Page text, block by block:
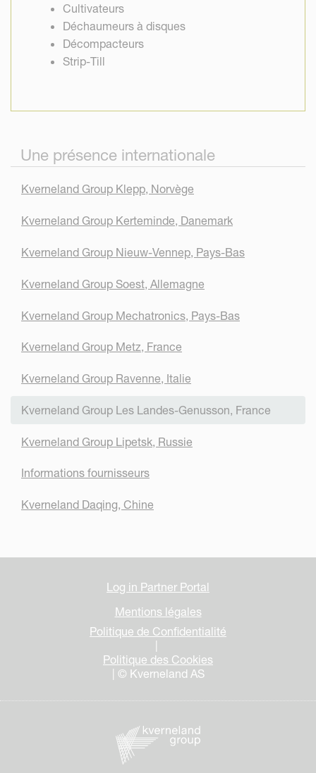
Cultivateurs
Déchaumeurs à disques
Décompacteurs
Strip-Till
Une présence internationale
Kverneland Group Klepp, Norvège
Kverneland Group Kerteminde, Danemark
Kverneland Group Nieuw-Vennep, Pays-Bas
Kverneland Group Soest, Allemagne
Kverneland Group Mechatronics, Pays-Bas
Kverneland Group Metz, France
Kverneland Group Ravenne, Italie
Kverneland Group Les Landes-Genusson, France
Kverneland Group Lipetsk, Russie
Informations fournisseurs
Kverneland Daqing, Chine
Log in Partner Portal
Mentions légales
Politique de Confidentialité
Politique des Cookies
| © Kverneland AS